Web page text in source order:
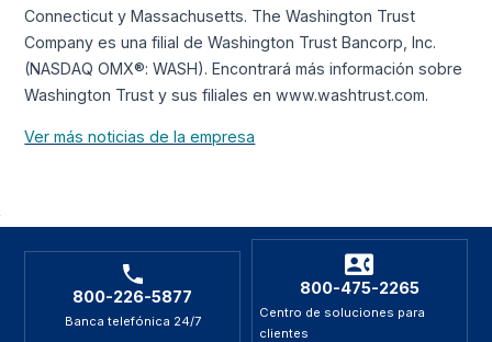
Connecticut y Massachusetts. The Washington Trust
Company es una filial de Washington Trust Bancorp, Inc.
(NASDAQ OMX®: WASH). Encontrará más información sobre
Washington Trust y sus filiales en www.washtrust.com.
Ver más noticias de la empresa
800-226-5877
Banca telefónica 24/7
800-475-2265
Centro de soluciones para
clientes